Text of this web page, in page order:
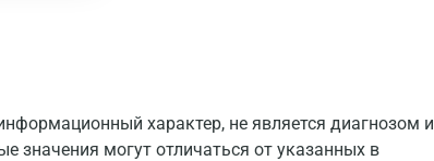
характер, не является диагнозом и
значения могут отличаться от указанных в
Балашиха